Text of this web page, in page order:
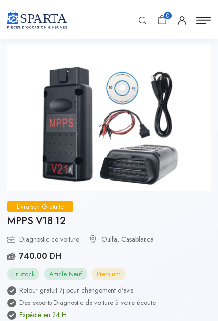
0
Livraison Gratuite
MPPS V18.12
Diagnostic de voiture Oulfa, Casablanca
740.00 DH
En stock Article Neuf Premium
Retour gratuit 7j pour changement d'avis
Des experts Diagnostic de voiture à votre écoute
Expédié en 24 H